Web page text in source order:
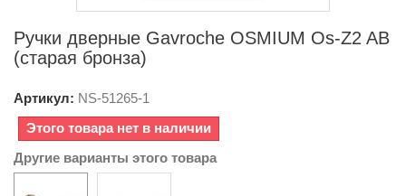
Ручки дверные Gavroche OSMIUM Os-Z2 AB
(старая бронза)
Артикул: NS-51265-1
Этого товара нет в наличии
Другие варианты этого товара